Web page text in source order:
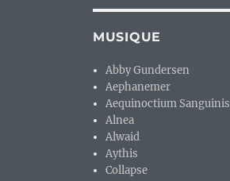
MUSIQUE
Abby Gundersen
Aephanemer
Aequinoctium Sanguinis
Alnea
Alwaid
Aythis
Collapse